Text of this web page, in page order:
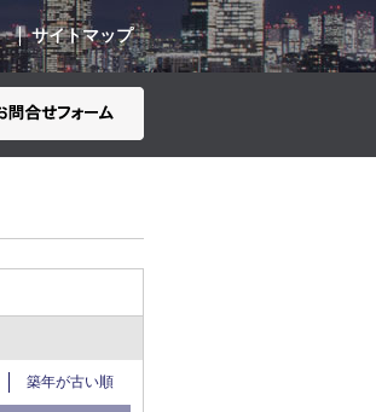
サイトマップ
築年が古い順